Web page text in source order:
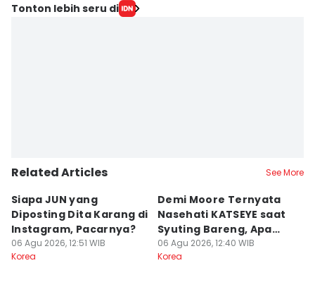
Tonton lebih seru di
Related Articles See More
Siapa JUN yang
Diposting Dita Karang di
Instagram, Pacarnya?
06 Agu 2026, 12:51 WIB
Korea
Demi Moore Ternyata
Nasehati KATSEYE saat
Syuting Bareng, Apa
Isinya?
06 Agu 2026, 12:40 WIB
Korea